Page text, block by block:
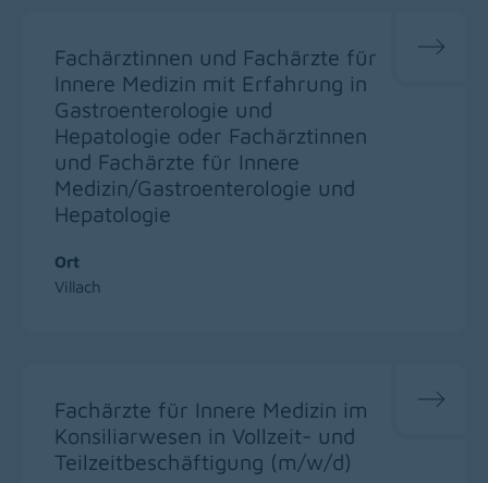
Fachärztinnen und Fachärzte für
Innere Medizin mit Erfahrung in
Gastroenterologie und
Hepatologie oder Fachärztinnen
und Fachärzte für Innere
Medizin/Gastroenterologie und
Hepatologie
Ort
Villach
Fachärzte für Innere Medizin im
Konsiliarwesen in Vollzeit- und
Teilzeitbeschäftigung (m/w/d)